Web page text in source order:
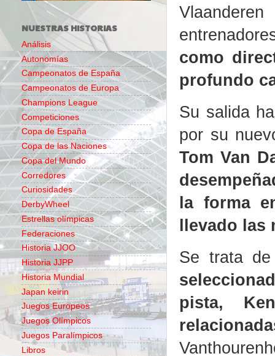
como
profundo
Su salida
por su
Tom Van
la forma
llevado las
Se trata
pista,
NUESTRAS HISTORIAS
Análisis
Autonomías
Campeonatos de España
Campeonatos de Europa
Champions League
Competiciones
Copa de España
Copa de las Naciones
Copa del Mundo
Corredores
Curiosidades
DerbyWheel
Estrellas olímpicas
Federaciones
Historia JJOO
Historia JJPP
Historia Mundial
Japan keirin
Juegos Europeos
Juegos Olímpicos
Juegos Paralímpicos
Libros